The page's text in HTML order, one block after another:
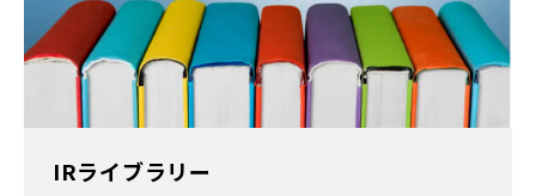
IRライブラリー